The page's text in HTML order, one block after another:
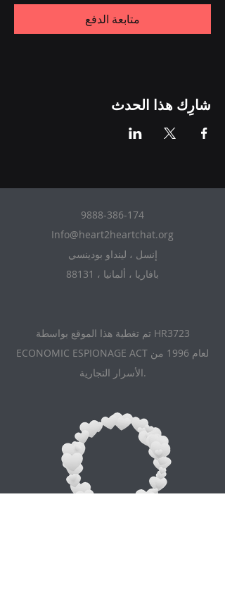
متابعة الدفع
شارِك هذا الحدث
9888-386-174
Info@heart2heartchat.org
إنسل ، لينداو بودينسي
88131 ، بافاريا ، ألمانيا
تم تغطية هذا الموقع بواسطة HR3723
ECONOMIC ESPIONAGE ACT لعام 1996 من
الأسرار التجارية.